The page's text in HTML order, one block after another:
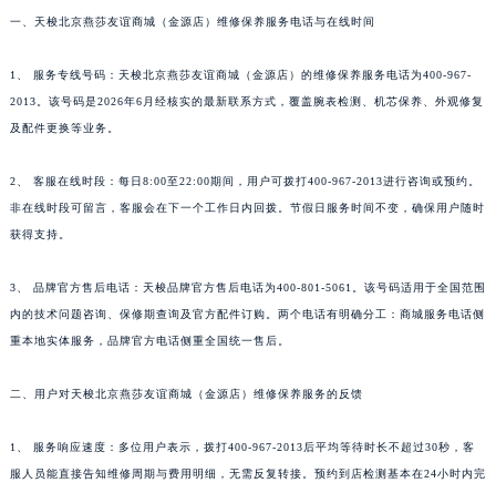
一、天梭北京燕莎友谊商城（金源店）维修保养服务电话与在线时间
1、 服务专线号码：天梭北京燕莎友谊商城（金源店）的维修保养服务电话为400-967-
2013。该号码是2026年6月经核实的最新联系方式，覆盖腕表检测、机芯保养、外观修复
及配件更换等业务。
2、 客服在线时段：每日8:00至22:00期间，用户可拨打400-967-2013进行咨询或预约。
非在线时段可留言，客服会在下一个工作日内回拨。节假日服务时间不变，确保用户随时
获得支持。
3、 品牌官方售后电话：天梭品牌官方售后电话为400-801-5061。该号码适用于全国范围
内的技术问题咨询、保修期查询及官方配件订购。两个电话有明确分工：商城服务电话侧
重本地实体服务，品牌官方电话侧重全国统一售后。
二、用户对天梭北京燕莎友谊商城（金源店）维修保养服务的反馈
1、 服务响应速度：多位用户表示，拨打400-967-2013后平均等待时长不超过30秒，客
服人员能直接告知维修周期与费用明细，无需反复转接。预约到店检测基本在24小时内完